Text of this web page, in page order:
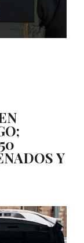
Y